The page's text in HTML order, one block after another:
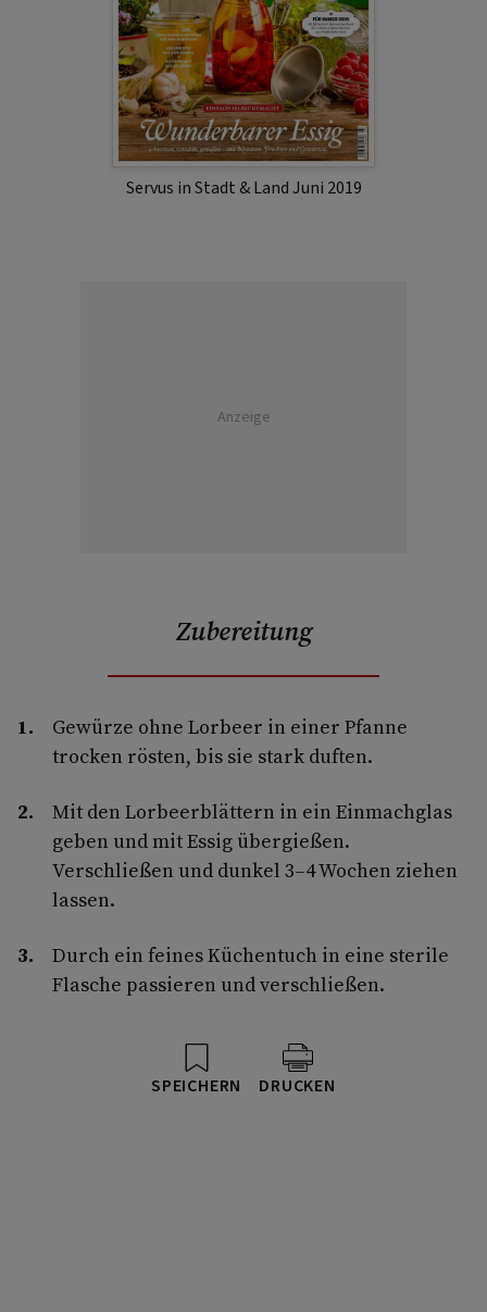
Servus in Stadt & Land Juni 2019
Anzeige
Zubereitung
Gewürze ohne Lorbeer in einer Pfanne
trocken rösten, bis sie stark duften.
Mit den Lorbeerblättern in ein Einmachglas
geben und mit Essig übergießen.
Verschließen und dunkel 3–4 Wochen ziehen
lassen.
Durch ein feines Küchentuch in eine sterile
Flasche passieren und verschließen.
SPEICHERN DRUCKEN